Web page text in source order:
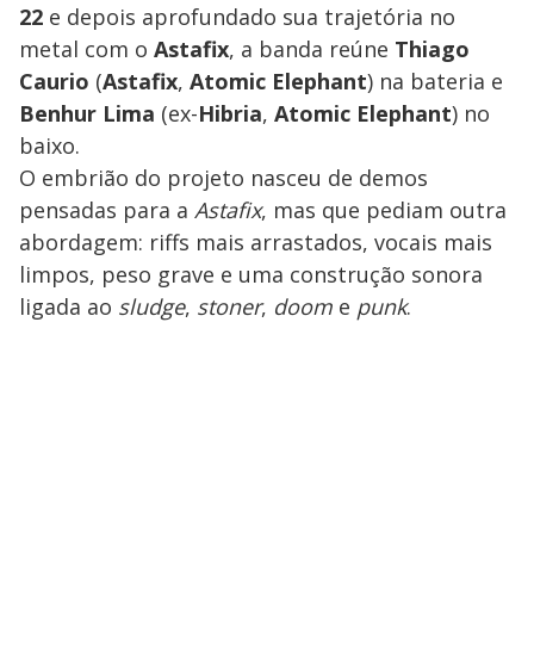
22 e depois aprofundado sua trajetória no
metal com o Astafix, a banda reúne Thiago
Caurio (Astafix, Atomic Elephant) na bateria e
Benhur Lima (ex-Hibria, Atomic Elephant) no
baixo.
O embrião do projeto nasceu de demos
pensadas para a Astafix, mas que pediam outra
abordagem: riffs mais arrastados, vocais mais
limpos, peso grave e uma construção sonora
ligada ao sludge, stoner, doom e punk.